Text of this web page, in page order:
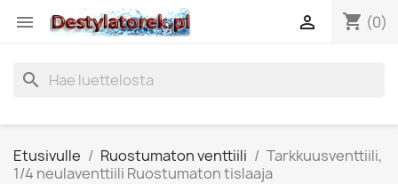
 shopping_cart (0)

search
Etusivulle Ruostumaton venttiili
Tarkkuusventtiili,
1/4 neulaventtiili Ruostumaton tislaaja